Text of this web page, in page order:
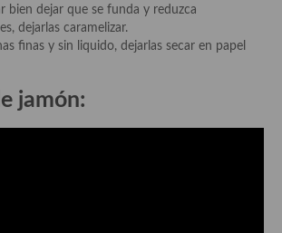
bien dejar que se funda y reduzca
dejarlas caramelizar.
finas y sin liquido, dejarlas secar en papel
jamón: